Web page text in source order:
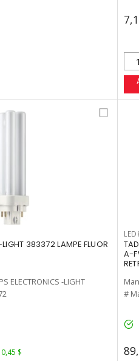
383372 LAMPE FLUOR
ELECTRONICS -LIGHT
$
A-
#